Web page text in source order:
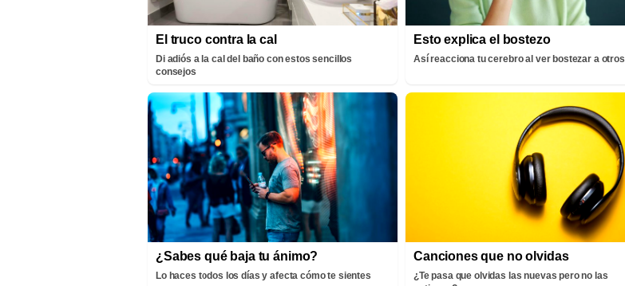
El truco contra la cal
Di adiós a la cal del baño con estos sencillos
consejos
Esto explica el bostezo
Así reacciona tu cerebro al ver bostezar a otros
¿Sabes qué baja tu ánimo?
Lo haces todos los días y afecta cómo te sientes
Canciones que no olvidas
¿Te pasa que olvidas las nuevas pero no las